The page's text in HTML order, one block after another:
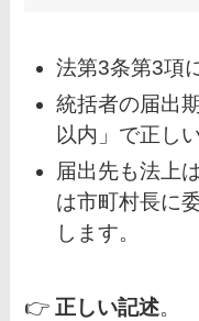
法第3条第3項
統括者の届出
以内」で正しい
届出先も法上
は市町村長に
します。
👉正しい記述。